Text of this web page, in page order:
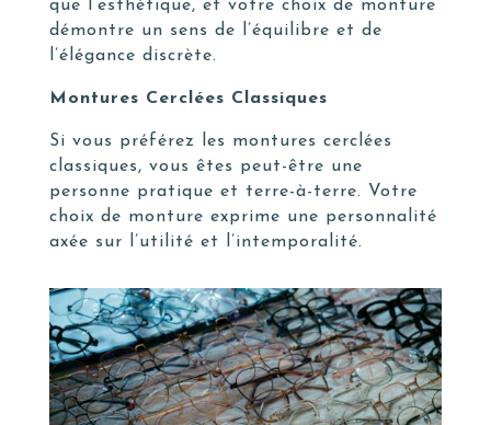
que l’esthétique, et votre choix de monture
démontre un sens de l’équilibre et de
l’élégance discrète.
Montures Cerclées Classiques
Si vous préférez les montures cerclées
classiques, vous êtes peut-être une
personne pratique et terre-à-terre. Votre
choix de monture exprime une personnalité
axée sur l’utilité et l’intemporalité.